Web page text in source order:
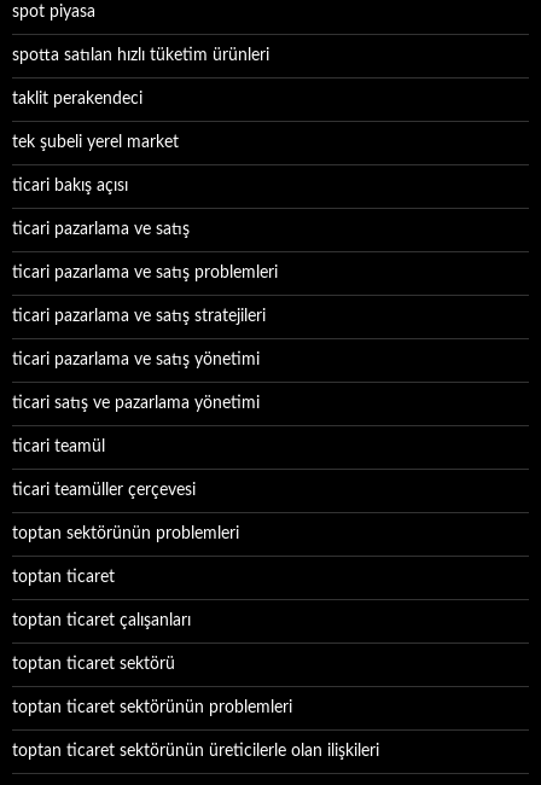
spot piyasa
spotta satılan hızlı tüketim ürünleri
taklit perakendeci
tek şubeli yerel market
ticari bakış açısı
ticari pazarlama ve satış
ticari pazarlama ve satış problemleri
ticari pazarlama ve satış stratejileri
ticari pazarlama ve satış yönetimi
ticari satış ve pazarlama yönetimi
ticari teamül
ticari teamüller çerçevesi
toptan sektörünün problemleri
toptan ticaret
toptan ticaret çalışanları
toptan ticaret sektörü
toptan ticaret sektörünün problemleri
toptan ticaret sektörünün üreticilerle olan ilişkileri